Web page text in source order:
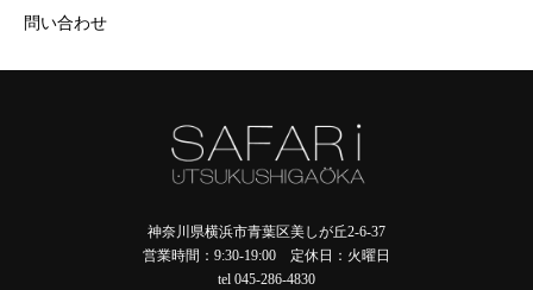
問い合わせ
神奈川県横浜市青葉区美しが丘2-6-37
営業時間：9:30-19:00 定休日：火曜日
tel 045-286-4830